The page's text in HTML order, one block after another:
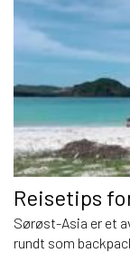
Reisetips
Sørøst-Asia er et
rundt som